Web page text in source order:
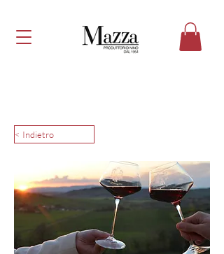
< Indietro